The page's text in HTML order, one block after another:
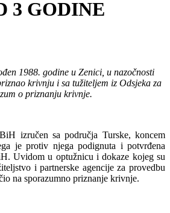
3 GODINE
1988. godine u Zenici, u nazočnosti
krivnju i sa tužiteljem iz Odsjeka za
o priznanju krivnje.
izručen sa područja Turske, koncem
je protiv njega podignuta i potvrđena
Uvidom u optužnicu i dokaze kojeg su
i partnerske agencije za provedbu
na sporazumno priznanje krivnje.